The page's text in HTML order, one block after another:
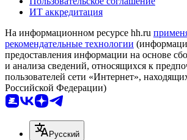
ИТ аккредитация
На информационном ресурсе hh.ru
рекомендательные технологии
предоставления информации на основе
и анализа сведений, относящихся к
пользователей сети «Интернет»,
Российской Федерации)
Русский